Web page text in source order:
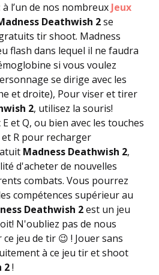
à l’un de nos nombreux Jeux
Deathwish 2se
tir shoot. Madness
flash dans lequel il ne faudra
si vous voulez
se dirige avec les
et droite), Pour viser et tirer
2, utilisez la souris!
et Q, ou bien avec les touches
R pour recharger
Madness Deathwish 2,
d'acheter de nouvelles
combats. Vous pourrez
compétences supérieur au
Deathwish 2est un jeu
N'oubliez pas de nous
jeu de tir 😉 ! Jouer sans
à ce jeu tir et shoot
2!